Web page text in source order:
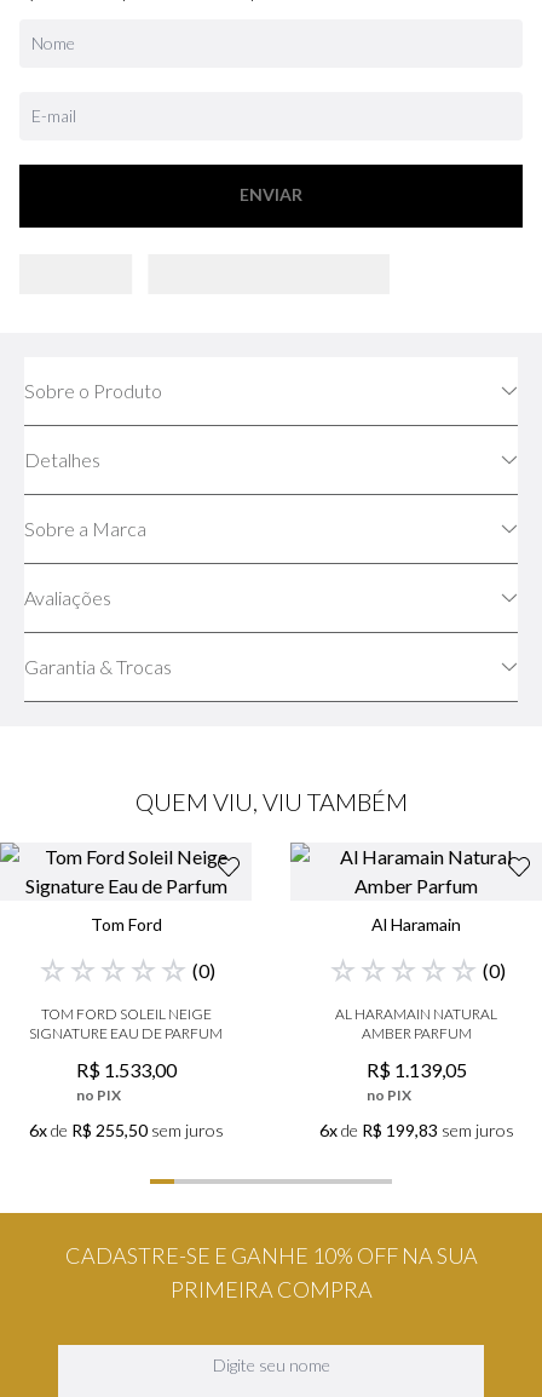
ENVIAR
Sobre o Produto
Detalhes
Sobre a Marca
Avaliações
Garantia & Trocas
QUEM VIU, VIU TAMBÉM
Tom Ford
☆ ☆ ☆ ☆ ☆ (0)
TOM FORD SOLEIL NEIGE
SIGNATURE EAU DE PARFUM
R$ 1.533,00
no PIX
6xde R$ 255,50sem juros
Al Haramain
☆ ☆ ☆ ☆ ☆ (0)
AL HARAMAIN NATURAL
AMBER PARFUM
R$ 1.139,05
no PIX
6xde R$ 199,83 sem juros
CADASTRE-SE E GANHE 10% OFF NA SUA
PRIMEIRA COMPRA